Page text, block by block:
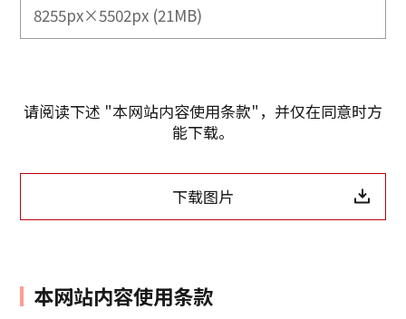
8255px×5502px (21MB)
请阅读下述 "本网站内容使用条款"，并仅在同意时方
能下载。
下载图片
本网站内容使用条款